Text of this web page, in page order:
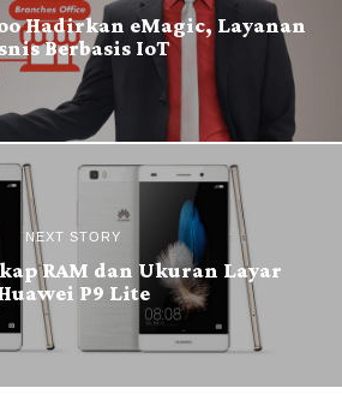
Hadirkan eMagic, Layanan
Berbasis IoT
NEXT STORY
RAM dan Ukuran Layar
P9 Lite